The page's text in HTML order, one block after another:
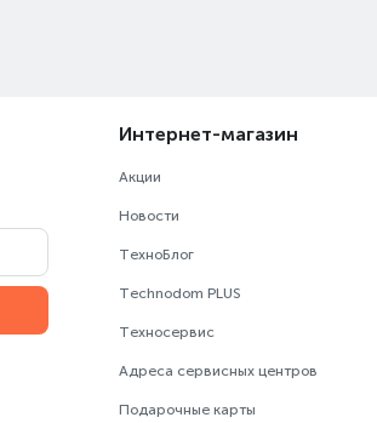
Интернет-магазин
Акции
Новости
ТехноБлог
Technodom PLUS
Техносервис
Адреса сервисных центров
Подарочные карты